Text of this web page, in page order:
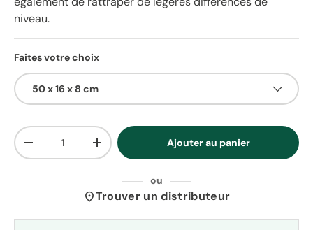
niveau.
Faites votre choix
50 x 16 x 8 cm
Qté
Diminuer la quantitéAugmenter la quantitéAjouter au panier
ou
location_onTrouver un distributeur